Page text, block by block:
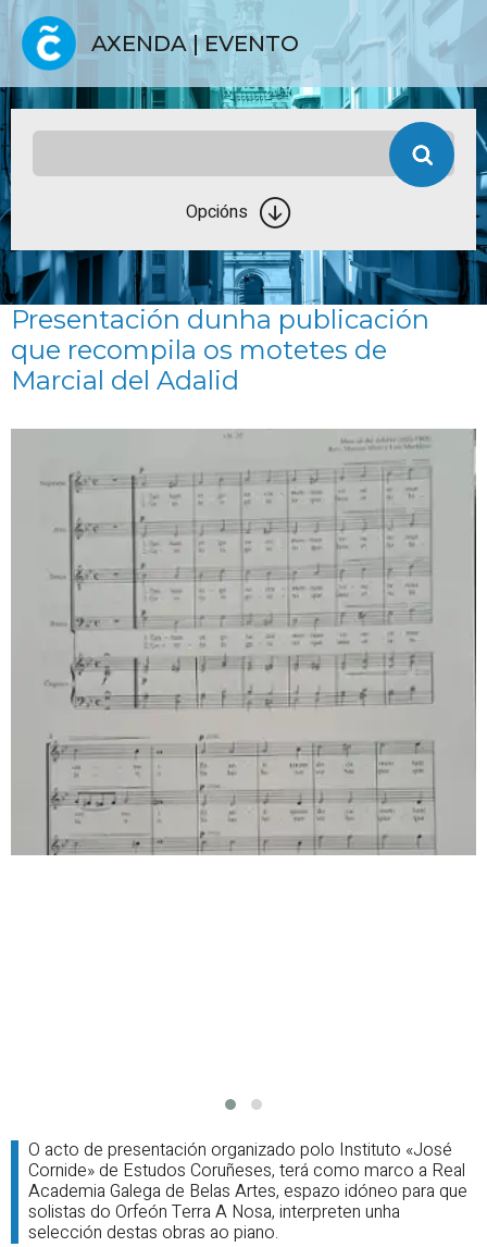
AXENDA | EVENTO
Opcións
Presentación dunha publicación
que recompila os motetes de
Marcial del Adalid
O acto de presentación organizado polo Instituto «José
Cornide» de Estudos Coruñeses, terá como marco a Real
Academia Galega de Belas Artes, espazo idóneo para que
solistas do Orfeón Terra A Nosa, interpreten unha
selección destas obras ao piano.